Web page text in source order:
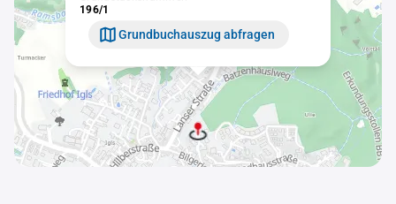
196/1
Grundbuchauszug abfragen